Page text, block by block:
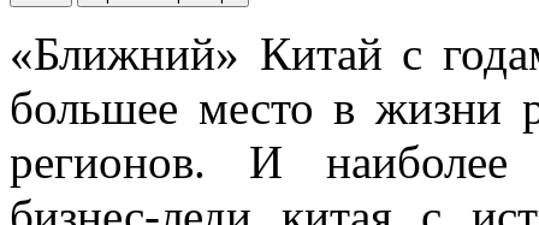
«Ближний» Китай с
большее место в жизни
регионов. И